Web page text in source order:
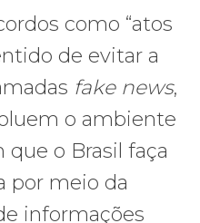
como “atos
de evitar a
fake news,
o ambiente
o Brasil faça
por meio da
informações